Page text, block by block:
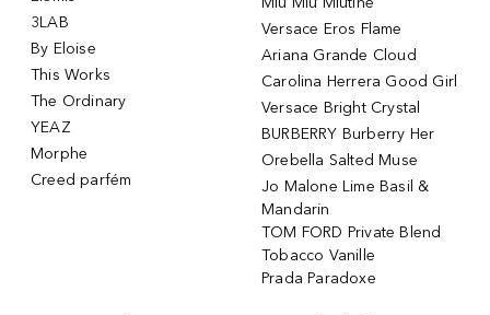
3LAB
By Eloise
This Works
The Ordinary
YEAZ
Morphe
Creed parfém
Versace Eros Flame
Ariana Grande Cloud
Carolina Herrera Good Girl
Versace Bright Crystal
BURBERRY Burberry Her
Orebella Salted Muse
Jo Malone Lime Basil &
Mandarin
TOM FORD Private Blend
Tobacco Vanille
Prada Paradoxe